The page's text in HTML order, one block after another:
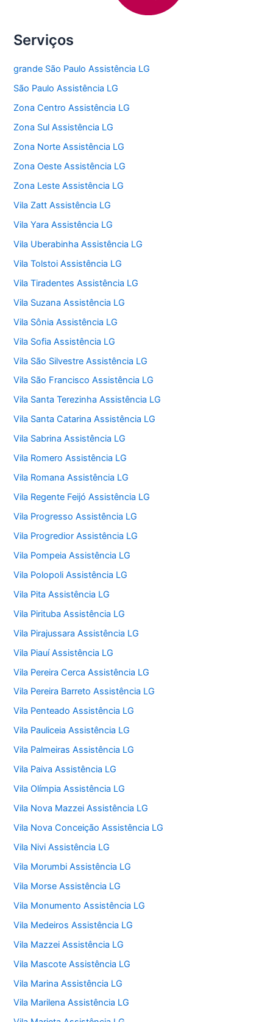
Serviços
grande São Paulo Assistência LG
São Paulo Assistência LG
Zona Centro Assistência LG
Zona Sul Assistência LG
Zona Norte Assistência LG
Zona Oeste Assistência LG
Zona Leste Assistência LG
Vila Zatt Assistência LG
Vila Yara Assistência LG
Vila Uberabinha Assistência LG
Vila Tolstoi Assistência LG
Vila Tiradentes Assistência LG
Vila Suzana Assistência LG
Vila Sônia Assistência LG
Vila Sofia Assistência LG
Vila São Silvestre Assistência LG
Vila São Francisco Assistência LG
Vila Santa Terezinha Assistência LG
Vila Santa Catarina Assistência LG
Vila Sabrina Assistência LG
Vila Romero Assistência LG
Vila Romana Assistência LG
Vila Regente Feijó Assistência LG
Vila Progresso Assistência LG
Vila Progredior Assistência LG
Vila Pompeia Assistência LG
Vila Polopoli Assistência LG
Vila Pita Assistência LG
Vila Pirituba Assistência LG
Vila Pirajussara Assistência LG
Vila Piauí Assistência LG
Vila Pereira Cerca Assistência LG
Vila Pereira Barreto Assistência LG
Vila Penteado Assistência LG
Vila Pauliceia Assistência LG
Vila Palmeiras Assistência LG
Vila Paiva Assistência LG
Vila Olímpia Assistência LG
Vila Nova Mazzei Assistência LG
Vila Nova Conceição Assistência LG
Vila Nivi Assistência LG
Vila Morumbi Assistência LG
Vila Morse Assistência LG
Vila Monumento Assistência LG
Vila Medeiros Assistência LG
Vila Mazzei Assistência LG
Vila Mascote Assistência LG
Vila Marina Assistência LG
Vila Marilena Assistência LG